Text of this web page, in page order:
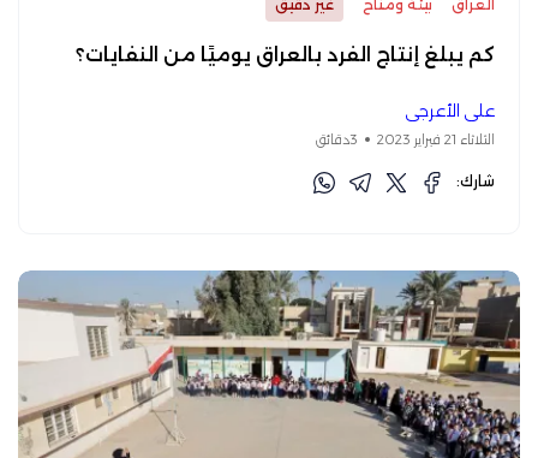
العراق بيئة ومناخ غير دقيق
كم يبلغ إنتاج الفرد بالعراق يوميًا من النفايات؟
علي الأعرجي
الثلاثاء 21 فبراير 2023 3دقائق
شارك: